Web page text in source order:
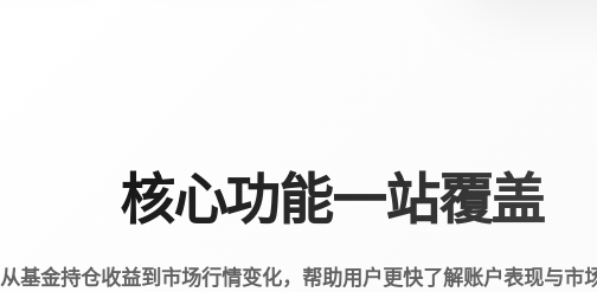
核心功能一站覆盖
从基金持仓收益到市场行情变化，帮助用户更快了解账户表现与市